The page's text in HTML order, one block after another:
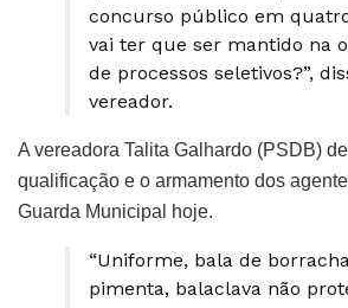
concurso público em
vai ter que ser mantido na
de processos seletivos?”,
vereador.
A vereadora Talita Galhardo (PSDB)
qualificação e o armamento dos
Guarda Municipal hoje.
“Uniforme, bala de
pimenta, balaclava não